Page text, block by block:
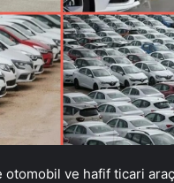
otomobil ve hafif ticari